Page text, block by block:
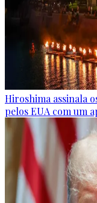
Hiroshima assinala
pelos EUA com um